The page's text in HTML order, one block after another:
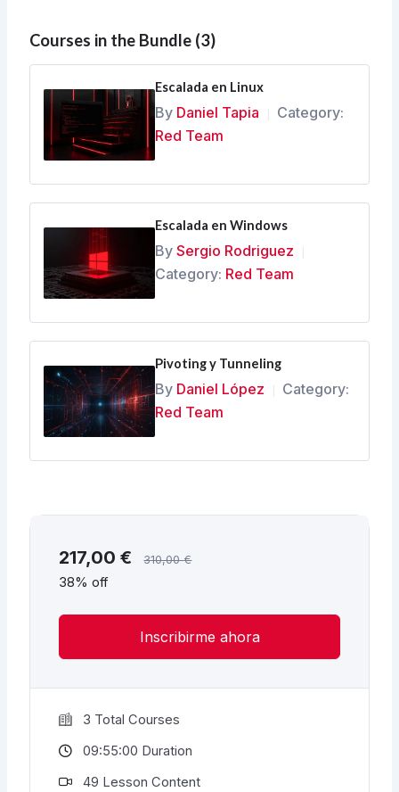
Courses in the Bundle (3)
Escalada en Linux
By Daniel Tapia
Category:
Red Team
Escalada en Windows
By Sergio Rodriguez
Category: Red Team
Pivoting y Tunneling
By Daniel López
Category:
Red Team
217,00€ 310,00€
38% off
Inscribirme ahora
3 Total Courses
09:55:00 Duration
49 Lesson Content